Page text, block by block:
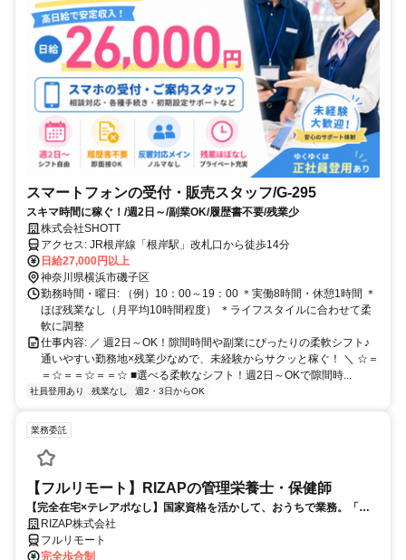
スマートフォンの受付・販売スタッフ/G-295
スキマ時間に稼ぐ！/週2日～/副業OK/履歴書不要/残業少
株式会社SHOTT
アクセス: JR根岸線「根岸駅」改札口から徒歩14分
日給27,000円以上
神奈川県横浜市磯子区
勤務時間・曜日: （例）10：00～19：00 ＊実働8時間・休憩1時間 ＊
ほぼ残業なし（月平均10時間程度） ＊ライフスタイルに合わせて柔
軟に調整
仕事内容: ／ 週2日～OK！隙間時間や副業にぴったりの柔軟シフト♪
通いやすい勤務地×残業少なめで、未経験からサクッと稼ぐ！ ＼ ☆＝
＝☆＝＝☆＝＝☆ ■選べる柔軟なシフト！週2日～OKで隙間時...
社員登用あり 残業なし 週2・3日からOK
業務委託
【フルリモート】RIZAPの管理栄養士・保健師
【完全在宅×テレアポなし】国家資格を活かして、おうちで業務。「も
う一つの安心」を。主婦・Wワーカー活躍中！「平日の日中だけ」「夕
方以降の数時間だけ」など、生活リズムに合わせた時間調整が可能で
す。1件ごとの成果報酬型だから、頑張った分だけ手応えのある収入
RIZAP株式会社
フルリモート
完全歩合制